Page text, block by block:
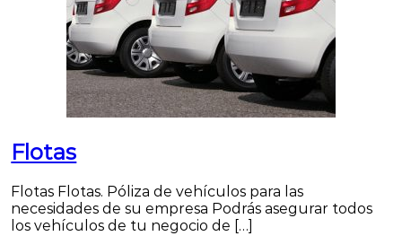
Flotas
Flotas Flotas. Póliza de vehículos para las
necesidades de su empresa Podrás asegurar todos
los vehículos de tu negocio de […]